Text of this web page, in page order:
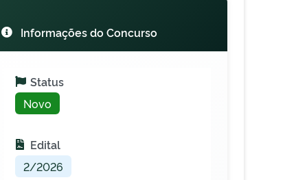
Informações do Concurso
Status
Novo
Edital
2/2026